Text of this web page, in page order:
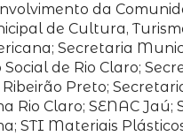
da
de Cultura,
Secretaria
de Rio Claro;
Preto;
Claro; SENAC Jaú;
STI Materiais